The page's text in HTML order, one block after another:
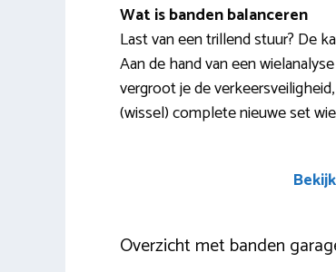
Wat is banden balanceren
Last van een trillend stuur? De
Aan de hand van een
vergroot je de
(wissel) complete nieuwe set
Overzicht met banden